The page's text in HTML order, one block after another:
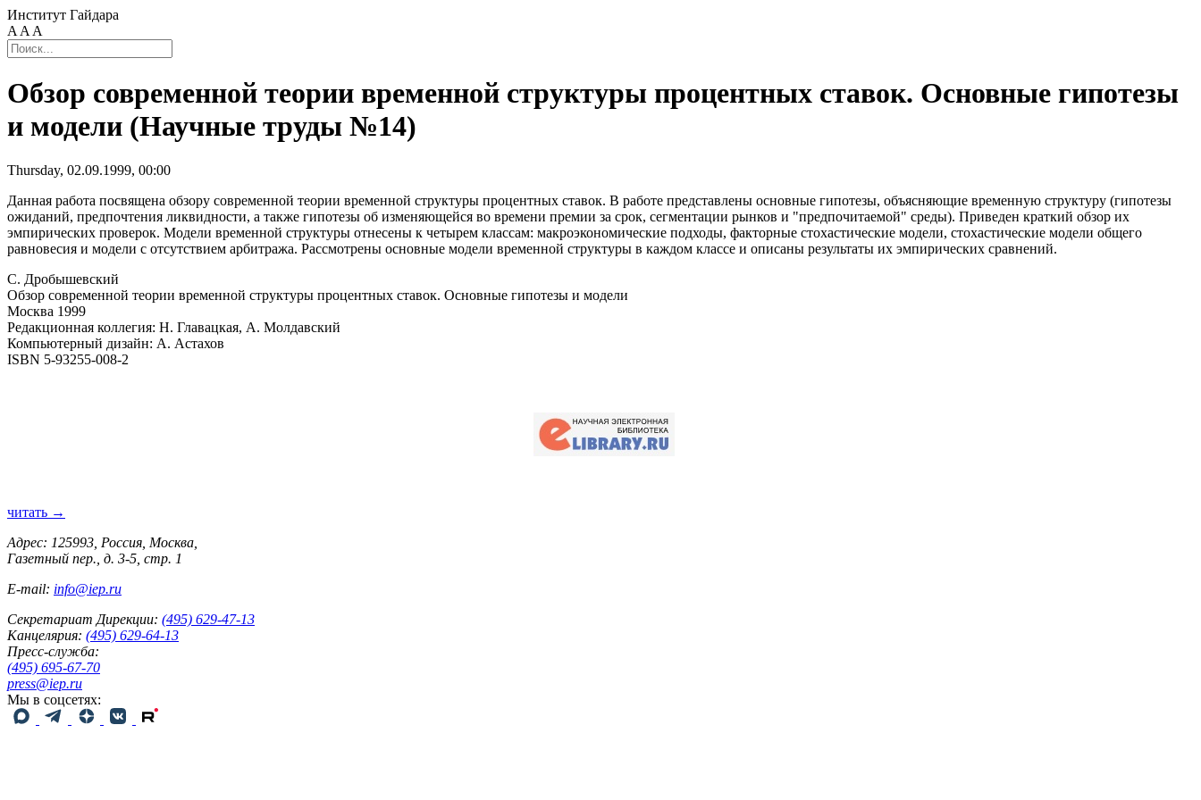
Институт Гайдара
A A A
Обзор современной теории временной структуры процентных ставок. Основные гипотезы
и модели (Научные труды №14)
Thursday, 02.09.1999, 00:00
Данная работа посвящена обзору современной теории временной структуры процентных ставок. В работе представлены основные гипотезы, объясняющие временную структуру (гипотезы
ожиданий, предпочтения ликвидности, а также гипотезы об изменяющейся во времени премии за срок, сегментации рынков и "предпочитаемой" среды). Приведен краткий обзор их
эмпирических проверок. Модели временной структуры отнесены к четырем классам: макроэкономические подходы, факторные стохастические модели, стохастические модели общего
равновесия и модели с отсутствием арбитража. Рассмотрены основные модели временной структуры в каждом классе и описаны результаты их эмпирических сравнений.
С. Дробышевский
Обзор современной теории временной структуры процентных ставок. Основные гипотезы и модели
Москва 1999
Редакционная коллегия: Н. Главацкая, А. Молдавский
Компьютерный дизайн: А. Астахов
ISBN 5-93255-008-2
читать →
Адрес: 125993, Россия, Москва,
Газетный пер., д. 3-5, стр. 1
E-mail: info@iep.ru
Секретариат Дирекции: (495) 629-47-13
Канцелярия: (495) 629-64-13
Пресс-служба:
(495) 695-67-70
press@iep.ru
Мы в соцсетях: